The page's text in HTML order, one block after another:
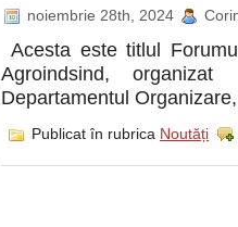
noiembrie 28th, 2024
Acesta este titlul
Agroindsind,
Departamentul
Publicat în rubrica Noutăți